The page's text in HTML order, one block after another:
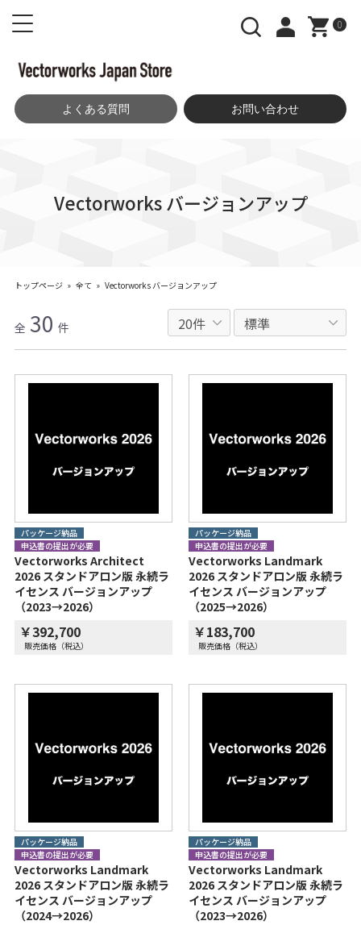
0
よくある質問 お問い合わせ
トップページ » 全て » Vectorworks バージョンアップ
Vectorworks バージョンアップ
全 30 件
パッケージ納品
申込書の提出が必要
Vectorworks Architect
2026 スタンドアロン版 永続ラ
イセンス バージョンアップ
（2023→2026）
￥392,700
販売価格（税込）
パッケージ納品
申込書の提出が必要
Vectorworks Landmark
2026 スタンドアロン版 永続ラ
イセンス バージョンアップ
（2025→2026）
￥183,700
販売価格（税込）
パッケージ納品
申込書の提出が必要
Vectorworks Landmark
2026 スタンドアロン版 永続ラ
イセンス バージョンアップ
（2024→2026）
パッケージ納品
申込書の提出が必要
Vectorworks Landmark
2026 スタンドアロン版 永続ラ
イセンス バージョンアップ
（2023→2026）